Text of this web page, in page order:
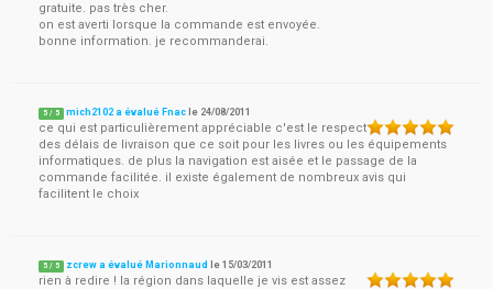
gratuite. pas très cher.
on est averti lorsque la commande est envoyée.
bonne information. je recommanderai.
5 / 5 mich2102 a évalué Fnac le 24/08/2011
ce qui est particulièrement appréciable c'est le respect
des délais de livraison que ce soit pour les livres ou les équipements
informatiques. de plus la navigation est aisée et le passage de la
commande facilitée. il existe également de nombreux avis qui
facilitent le choix
5 / 5 zcrew a évalué Marionnaud le15/03/2011
rien à redire ! la région dans laquelle je vis est assez